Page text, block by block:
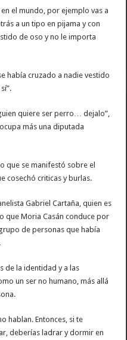
el mundo, por ejemplo vas a
a un tipo en pijama y con
de oso y no le importa
había cruzado a nadie vestido
quiere ser perro… dejalo”,
más una diputada
que se manifestó sobre el
cosechó criticas y burlas.
Gabriel Cartaña, quien es
que Moria Casán conduce por
de personas que había
de la identidad y a las
un ser no humano, más allá
hablan. Entonces, si te
deberías ladrar y dormir en